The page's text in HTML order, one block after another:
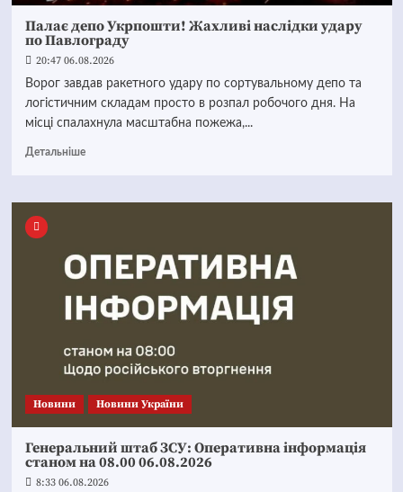
Палає депо Укрпошти! Жахливі наслідки удару
по Павлограду
20:47 06.08.2026
Ворог завдав ракетного удару по сортувальному депо та
логістичним складам просто в розпал робочого дня. На
місці спалахнула масштабна пожежа,...
Детальніше
Новини Новини України
Генеральний штаб ЗСУ: Оперативна інформація
станом на 08.00 06.08.2026
8:33 06.08.2026